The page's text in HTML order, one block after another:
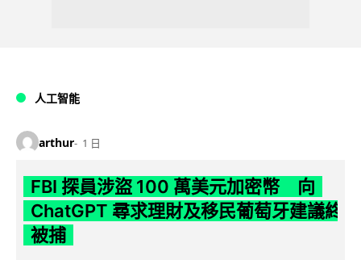
人工智能
arthur 1 日
FBI 探員涉盜 100 萬美元加密幣 向
ChatGPT 尋求理財及移民葡萄牙建議終
被捕